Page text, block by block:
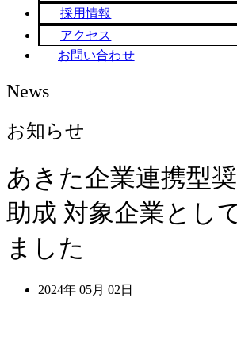
採用情報
アクセス
お問い合わせ
News
お知らせ
あきた企業連携型
助成 対象企業とし
ました
2024年 05月 02日